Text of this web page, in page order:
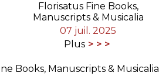
Florisatus Fine Books,
Manuscripts & Musicalia
07 juil. 2025
Plus
Books, Manuscripts & Musicalia